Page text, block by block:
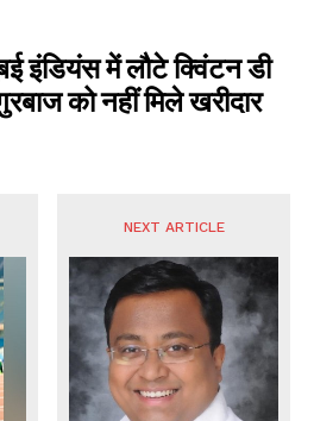
इंडियंस में लौटे क्विंटन डी
को नहीं मिले खरीदार
NEXT ARTICLE